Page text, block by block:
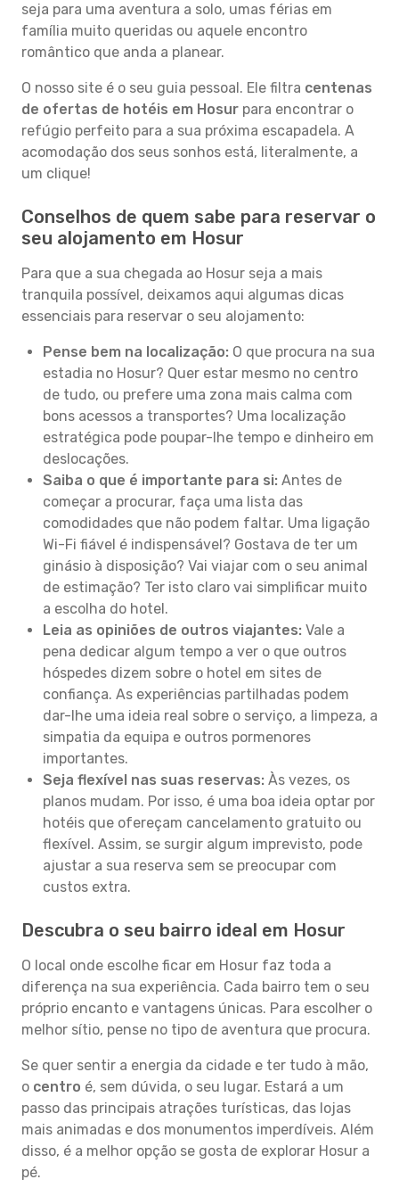
seja para uma aventura a solo, umas férias em
família muito queridas ou aquele encontro
romântico que anda a planear.
O nosso site é o seu guia pessoal. Ele filtra centenas
de ofertas de hotéis em Hosur para encontrar o
refúgio perfeito para a sua próxima escapadela. A
acomodação dos seus sonhos está, literalmente, a
um clique!
Conselhos de quem sabe para reservar o
seu alojamento em Hosur
Para que a sua chegada ao Hosur seja a mais
tranquila possível, deixamos aqui algumas dicas
essenciais para reservar o seu alojamento:
Pense bem na localização: O que procura na sua
estadia no Hosur? Quer estar mesmo no centro
de tudo, ou prefere uma zona mais calma com
bons acessos a transportes? Uma localização
estratégica pode poupar-lhe tempo e dinheiro em
deslocações.
Saiba o que é importante para si: Antes de
começar a procurar, faça uma lista das
comodidades que não podem faltar. Uma ligação
Wi-Fi fiável é indispensável? Gostava de ter um
ginásio à disposição? Vai viajar com o seu animal
de estimação? Ter isto claro vai simplificar muito
a escolha do hotel.
Leia as opiniões de outros viajantes: Vale a
pena dedicar algum tempo a ver o que outros
hóspedes dizem sobre o hotel em sites de
confiança. As experiências partilhadas podem
dar-lhe uma ideia real sobre o serviço, a limpeza, a
simpatia da equipa e outros pormenores
importantes.
Seja flexível nas suas reservas: Às vezes, os
planos mudam. Por isso, é uma boa ideia optar por
hotéis que ofereçam cancelamento gratuito ou
flexível. Assim, se surgir algum imprevisto, pode
ajustar a sua reserva sem se preocupar com
custos extra.
Descubra o seu bairro ideal em Hosur
O local onde escolhe ficar em Hosur faz toda a
diferença na sua experiência. Cada bairro tem o seu
próprio encanto e vantagens únicas. Para escolher o
melhor sítio, pense no tipo de aventura que procura.
Se quer sentir a energia da cidade e ter tudo à mão,
o centro é, sem dúvida, o seu lugar. Estará a um
passo das principais atrações turísticas, das lojas
mais animadas e dos monumentos imperdíveis. Além
disso, é a melhor opção se gosta de explorar Hosur a
pé.